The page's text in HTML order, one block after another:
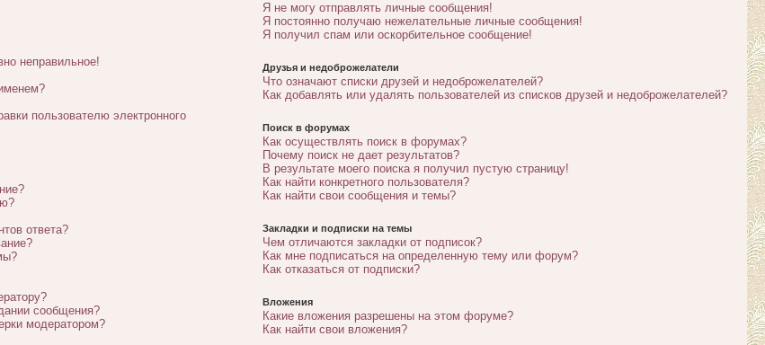
неправильное!
пользователю электронного
ответа?
сообщения?
модератором?
Я не могу отправлять личные сообщения!
Я постоянно получаю нежелательные личные сообщения!
Я получил спам или оскорбительное сообщение!
Друзья и недоброжелатели
Что означают списки друзей и недоброжелателей?
Как добавлять или удалять пользователей из списков друзей и недоброжелателей?
Поиск в форумах
Как осуществлять поиск в форумах?
Почему поиск не дает результатов?
В результате моего поиска я получил пустую страницу!
Как найти конкретного пользователя?
Как найти свои сообщения и темы?
Закладки и подписки на темы
Чем отличаются закладки от подписок?
Как мне подписаться на определенную тему или форум?
Как отказаться от подписки?
Вложения
Какие вложения разрешены на этом форуме?
Как найти свои вложения?